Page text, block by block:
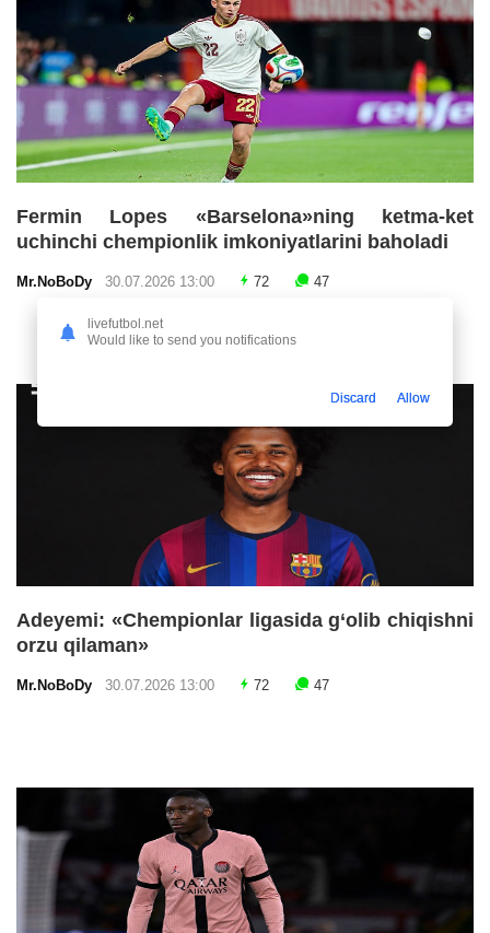
Fermin Lopes «Barselona»ning ketma-ket
uchinchi chempionlik imkoniyatlarini baholadi
Mr.NoBoDy 30.07.2026 13:00 72 47
Adeyemi: «Chempionlar ligasida g‘olib chiqishni
orzu qilaman»
Mr.NoBoDy 30.07.2026 13:00 72 47
livefutbol.net
Would like to send you notifications
Discard Allow